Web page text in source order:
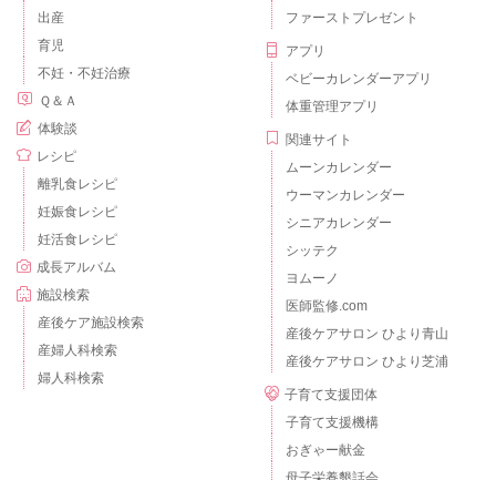
出産
育児
不妊・不妊治療
Ｑ＆Ａ
体験談
レシピ
離乳食レシピ
妊娠食レシピ
妊活食レシピ
成長アルバム
施設検索
産後ケア施設検索
産婦人科検索
婦人科検索
ファーストプレゼント
アプリ
ベビーカレンダーアプリ
体重管理アプリ
関連サイト
ムーンカレンダー
ウーマンカレンダー
シニアカレンダー
シッテク
ヨムーノ
医師監修.com
産後ケアサロン ひより青山
産後ケアサロン ひより芝浦
子育て支援団体
子育て支援機構
おぎゃー献金